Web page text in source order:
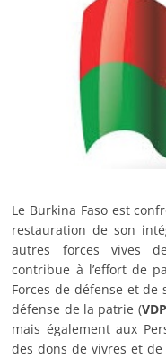
Le Burkina Faso est
restauration de son
autres forces vives
contribue à l’effort de
Forces de défense et de
défense de la patrie (VDP
mais également aux
des dons de vivres et